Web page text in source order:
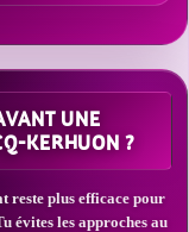
UNE
KERHUON ?
reste plus efficace pour
évites les approches au